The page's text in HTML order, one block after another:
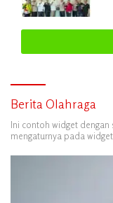
Berita Olahraga
Ini contoh widget
mengaturnya pada